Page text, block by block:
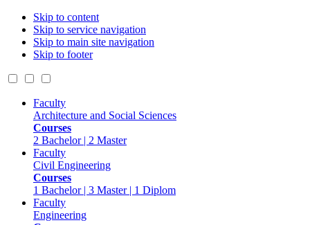
Skip to content
Skip to service navigation
Skip to main site navigation
Skip to footer
Faculty
Architecture and Social Sciences
Courses
2 Bachelor | 2 Master
Faculty
Civil Engineering
Courses
1 Bachelor | 3 Master | 1 Diplom
Faculty
Engineering